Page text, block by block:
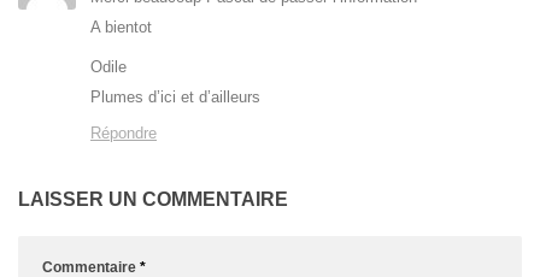
A bientot
Odile
Plumes d’ici et d’ailleurs
Répondre
LAISSER UN COMMENTAIRE
Commentaire *